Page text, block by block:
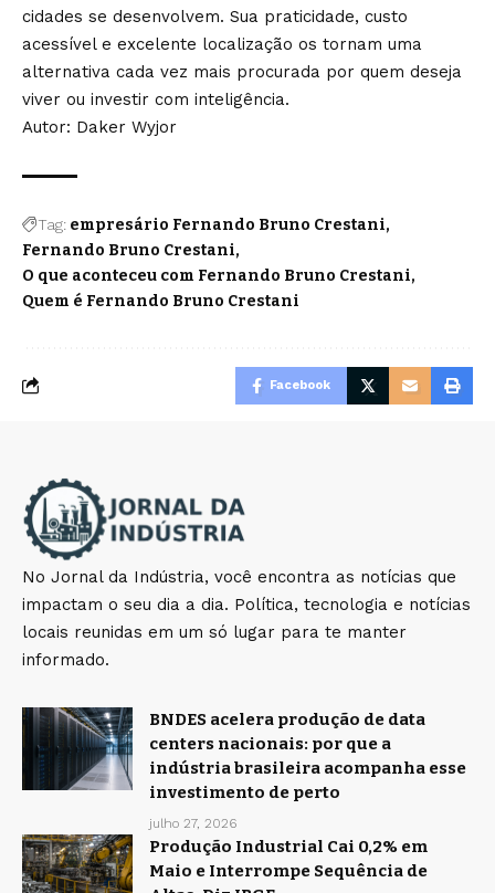
cidades se desenvolvem. Sua praticidade, custo
acessível e excelente localização os tornam uma
alternativa cada vez mais procurada por quem deseja
viver ou investir com inteligência.
Autor: Daker Wyjor
Tag: empresário Fernando Bruno Crestani
Fernando Bruno Crestani
O que aconteceu com Fernando Bruno Crestani
Quem é Fernando Bruno Crestani
Facebook
No Jornal da Indústria, você encontra as notícias que
impactam o seu dia a dia. Política, tecnologia e notícias
locais reunidas em um só lugar para te manter
informado.
BNDES acelera produção de data
centers nacionais: por que a
indústria brasileira acompanha esse
investimento de perto
julho 27, 2026
Produção Industrial Cai 0,2% em
Maio e Interrompe Sequência de